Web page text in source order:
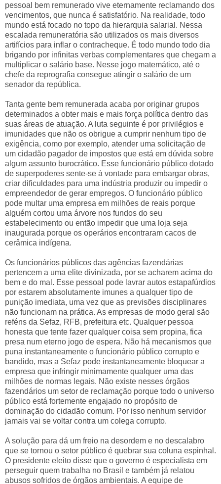
pessoal bem remunerado vive eternamente reclamando dos
vencimentos, que nunca é satisfatório. Na realidade, todo
mundo está focado no topo da hierarquia salarial. Nessa
escalada remuneratória são utilizados os mais diversos
artifícios para inflar o contracheque. É todo mundo todo dia
brigando por infinitas verbas complementares que chegam a
multiplicar o salário base. Nesse jogo matemático, até o
chefe da reprografia consegue atingir o salário de um
senador da república.
Tanta gente bem remunerada acaba por originar grupos
determinados a obter mais e mais força política dentro das
suas áreas de atuação. A luta seguinte é por privilégios e
imunidades que não os obrigue a cumprir nenhum tipo de
exigência, como por exemplo, atender uma solicitação de
um cidadão pagador de impostos que está em dúvida sobre
algum assunto burocrático. Esse funcionário público dotado
de superpoderes sente-se à vontade para embargar obras,
criar dificuldades para uma indústria produzir ou impedir o
empreendedor de gerar empregos. O funcionário público
pode multar uma empresa em milhões de reais porque
alguém cortou uma árvore nos fundos do seu
estabelecimento ou então impedir que uma loja seja
inaugurada porque os operários encontraram cacos de
cerâmica indígena.
Os funcionários públicos das agências fazendárias
pertencem a uma elite divinizada, por se acharem acima do
bem e do mal. Esse pessoal pode lavrar autos estapafúrdios
por estarem absolutamente imunes a qualquer tipo de
punição imediata, uma vez que as previsões disciplinares
não funcionam na prática. As empresas de modo geral são
reféns da Sefaz, RFB, prefeitura etc. Qualquer pessoa
honesta que tente fazer qualquer coisa sem propina, fica
presa num eterno jogo de espera. Não há mecanismos que
puna instantaneamente o funcionário público corrupto e
bandido, mas a Sefaz pode instantaneamente bloquear a
empresa que infringir minimamente qualquer uma das
milhões de normas legais. Não existe nesses órgãos
fazendários um setor de reclamação porque todo o universo
público está fortemente engajado no propósito de
dominação do cidadão comum. Por isso nenhum servidor
jamais vai se voltar contra um colega corrupto.
A solução para dá um freio na desordem e no descalabro
que se tornou o setor público é quebrar sua coluna espinhal.
O presidente eleito disse que o governo é especialista em
perseguir quem trabalha no Brasil e também já relatou
abusos sofridos de órgãos ambientais. A equipe de